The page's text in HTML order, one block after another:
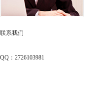
联系我们
QQ：2726103981